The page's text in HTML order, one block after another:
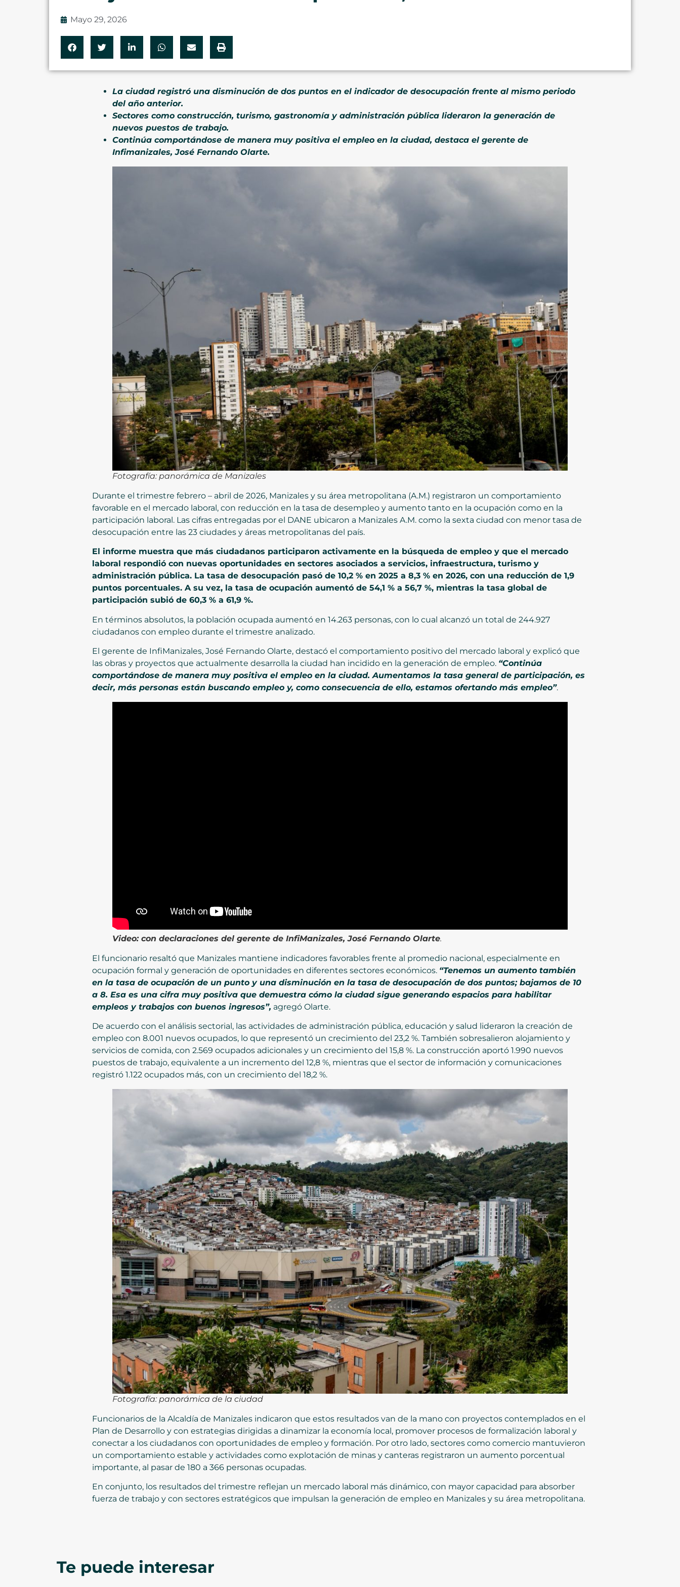
Mayo 29, 2026
La ciudad registró una disminución de dos puntos en el indicador de desocupación frente al mismo periodo
del año anterior.
Sectores como construcción, turismo, gastronomía y administración pública lideraron la generación de
nuevos puestos de trabajo.
Continúa comportándose de manera muy positiva el empleo en la ciudad, destaca el gerente de
Infimanizales, José Fernando Olarte.
Fotografía: panorámica de Manizales
Durante el trimestre febrero – abril de 2026, Manizales y su área metropolitana (A.M.) registraron un comportamiento
favorable en el mercado laboral, con reducción en la tasa de desempleo y aumento tanto en la ocupación como en la
participación laboral. Las cifras entregadas por el DANE ubicaron a Manizales A.M. como la sexta ciudad con menor tasa de
desocupación entre las 23 ciudades y áreas metropolitanas del país.
El informe muestra que más ciudadanos participaron activamente en la búsqueda de empleo y que el mercado
laboral respondió con nuevas oportunidades en sectores asociados a servicios, infraestructura, turismo y
administración pública. La tasa de desocupación pasó de 10,2 % en 2025 a 8,3 % en 2026, con una reducción de 1,9
puntos porcentuales. A su vez, la tasa de ocupación aumentó de 54,1 % a 56,7 %, mientras la tasa global de
participación subió de 60,3 % a 61,9 %.
En términos absolutos, la población ocupada aumentó en 14.263 personas, con lo cual alcanzó un total de 244.927
ciudadanos con empleo durante el trimestre analizado.
El gerente de InfiManizales, José Fernando Olarte, destacó el comportamiento positivo del mercado laboral y explicó que
las obras y proyectos que actualmente desarrolla la ciudad han incidido en la generación de empleo. “Continúa
comportándose de manera muy positiva el empleo en la ciudad. Aumentamos la tasa general de participación, es
decir, más personas están buscando empleo y, como consecuencia de ello, estamos ofertando más empleo”.
Video: con declaraciones del gerente de InfiManizales, José Fernando Olarte.
El funcionario resaltó que Manizales mantiene indicadores favorables frente al promedio nacional, especialmente en
ocupación formal y generación de oportunidades en diferentes sectores económicos. “Tenemos un aumento también
en la tasa de ocupación de un punto y una disminución en la tasa de desocupación de dos puntos; bajamos de 10
a 8. Esa es una cifra muy positiva que demuestra cómo la ciudad sigue generando espacios para habilitar
empleos y trabajos con buenos ingresos”, agregó Olarte.
De acuerdo con el análisis sectorial, las actividades de administración pública, educación y salud lideraron la creación de
empleo con 8.001 nuevos ocupados, lo que representó un crecimiento del 23,2 %. También sobresalieron alojamiento y
servicios de comida, con 2.569 ocupados adicionales y un crecimiento del 15,8 %. La construcción aportó 1.990 nuevos
puestos de trabajo, equivalente a un incremento del 12,8 %, mientras que el sector de información y comunicaciones
registró 1.122 ocupados más, con un crecimiento del 18,2 %.
Fotografía: panorámica de la ciudad
Funcionarios de la Alcaldía de Manizales indicaron que estos resultados van de la mano con proyectos contemplados en el
Plan de Desarrollo y con estrategias dirigidas a dinamizar la economía local, promover procesos de formalización laboral y
conectar a los ciudadanos con oportunidades de empleo y formación. Por otro lado, sectores como comercio mantuvieron
un comportamiento estable y actividades como explotación de minas y canteras registraron un aumento porcentual
importante, al pasar de 180 a 366 personas ocupadas.
En conjunto, los resultados del trimestre reflejan un mercado laboral más dinámico, con mayor capacidad para absorber
fuerza de trabajo y con sectores estratégicos que impulsan la generación de empleo en Manizales y su área metropolitana.
Te puede interesar